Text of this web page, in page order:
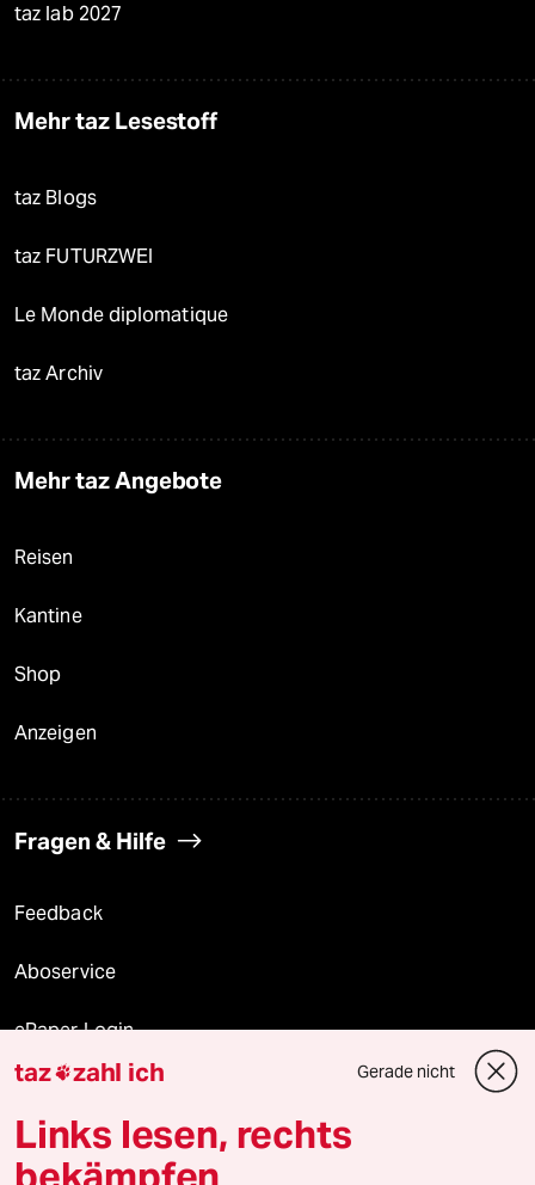
taz lab 2027
Mehr taz Lesestoff
taz Blogs
taz FUTURZWEI
Le Monde diplomatique
taz Archiv
Mehr taz Angebote
Reisen
Kantine
Shop
Anzeigen
Fragen & Hilfe
Feedback
Aboservice
ePaper Login
Downloads für Abonnierende
taz zahl ich Gerade nicht
Links lesen, rechts